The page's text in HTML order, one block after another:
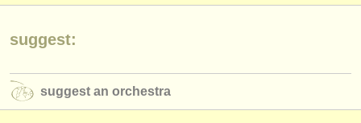
contattaci
notizie di musica classica
suggest:
suggest an orchestra